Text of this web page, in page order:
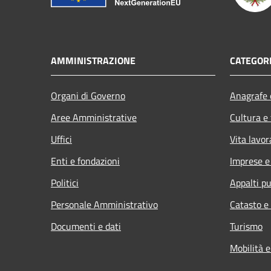
AMMINISTRAZIONE
Organi di Governo
Aree Amministrative
Uffici
Enti e fondazioni
Politici
Personale Amministrativo
Documenti e dati
Cultura
Vita
Imprese
Appalti
Catasto
Turismo
Mobilità